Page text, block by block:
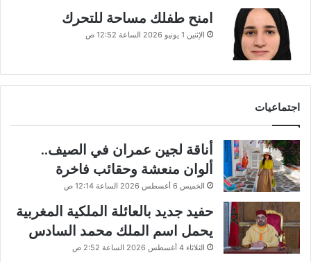
امنح طفلك مساحة للتحرك
الإثنين 1 يونيو 2026 الساعة 12:52 ص
اجتماعيات
أناقة لجين عمران في الصيف..
ألوان منعشة وحقائب فاخرة
الخميس 6 أغسطس 2026 الساعة 12:14 ص
حفيد جديد بالعائلة الملكية المغربية
يحمل اسم الملك محمد السادس
الثلاثاء 4 أغسطس 2026 الساعة 2:52 ص